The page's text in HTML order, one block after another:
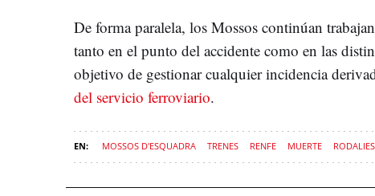
De forma paralela, los Mossos continúan
tanto en el punto del accidente como en las
objetivo de gestionar cualquier incidencia
del servicio ferroviario.
MOSSOS D'ESQUADRA TRENES RENFE MUERTE RODALIES